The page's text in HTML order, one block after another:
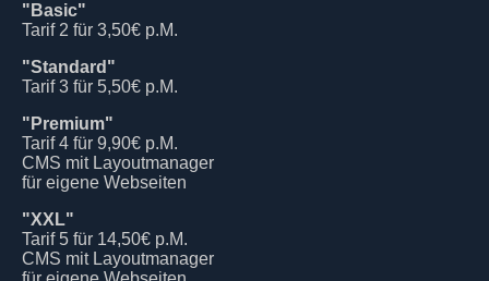
"Basic"
Tarif 2 für 3,50€ p.M.
"Standard"
Tarif 3 für 5,50€ p.M.
"Premium"
Tarif 4 für 9,90€ p.M.
CMS mit Layoutmanager
für eigene Webseiten
"XXL"
Tarif 5 für 14,50€ p.M.
CMS mit Layoutmanager